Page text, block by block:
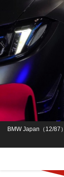
BMW Japan（12/87）